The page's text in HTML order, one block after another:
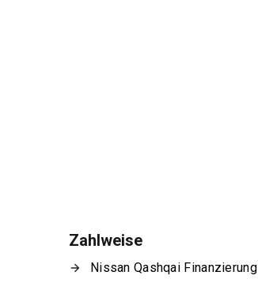
Zahlweise
Nissan Qashqai Finanzierung